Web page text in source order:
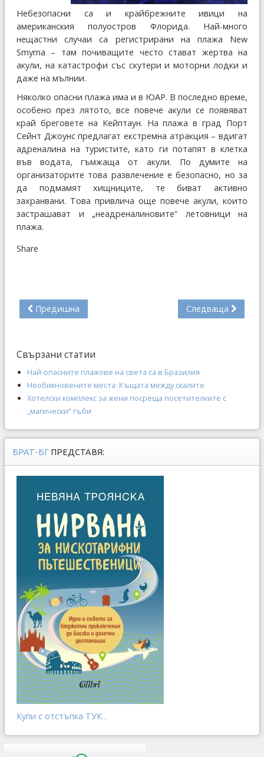
Небезопасни са и крайбрежните ивици на
американския полуостров Флорида. Най-много
нещастни случаи са регистрирани на плажа New
Smyrna – там почиващите често стават жертва на
акули, на катастрофи със скутери и моторни лодки и
даже на мълнии.
Няколко опасни плажа има и в ЮАР. В последно време,
особено през лятото, все повече акули се появяват
край бреговете на Кейптаун. На плажа в град Порт
Сейнт Джоунс предлагат екстремна атракция – вдигат
адреналина на туристите, като ги потапят в клетка
във водата, гъмжаща от акули. По думите на
организаторите това развлечение е безопасно, но за
да подмамят хищниците, те биват активно
захранвани. Това привлича още повече акули, които
застрашават и „неадреналиновите“ летовници на
плажа.
Share
Предишна Следваща
Свързани статии
Най-опасните плажове на света са в Бразилия
Необикновените места: Къщата между скалите
Хотелски комплекс за жени посреща посетителките с
„магически“ гъби
БРАТ-БГ ПРЕДСТАВЯ:
Купи с отстъпка ТУК...